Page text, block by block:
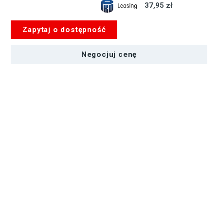
AW
37,95 zł
Zapytaj o dostępność
Negocjuj cenę